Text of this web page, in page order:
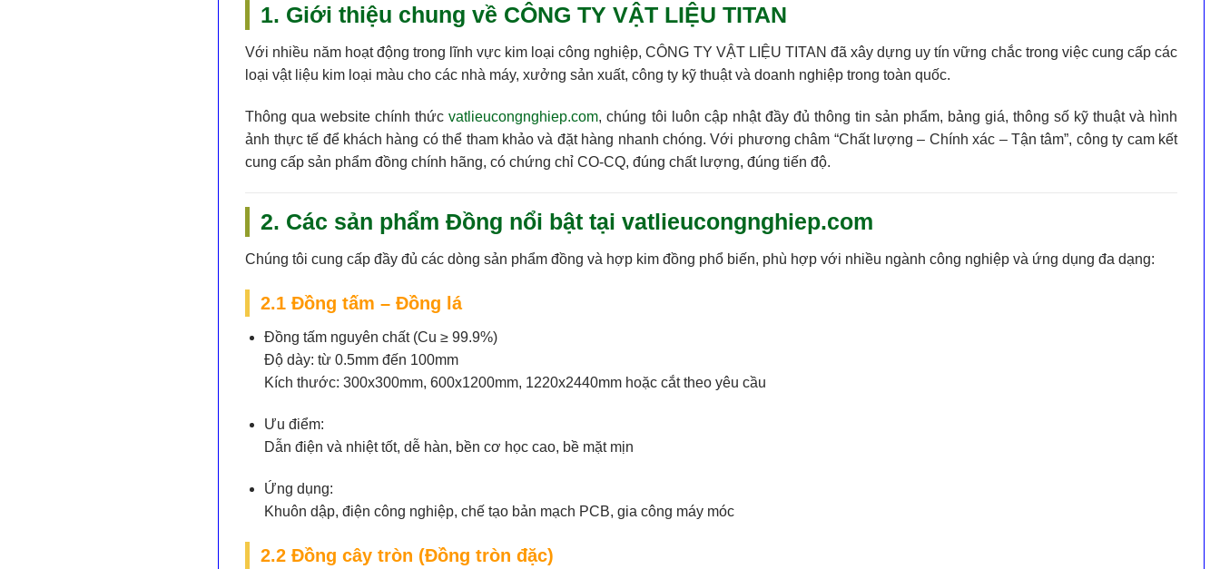
1. Giới thiệu chung về CÔNG TY VẬT LIỆU TITAN
Với nhiều năm hoạt động trong lĩnh vực kim loại công nghiệp,CÔNG TY VẬT LIỆU TITAN đã xây dựng uy tín vững chắc trong việc cung cấp các
loạivật liệu kim loại màu cho các nhà máy, xưởng sản xuất, công ty kỹ thuật và doanh nghiệp trong toàn quốc.
Thông qua website chính thứcvatlieucongnghiep.com, chúng tôi luôn cập nhật đầy đủ thông tin sản phẩm, bảng giá, thông số kỹ thuật và hình
ảnh thực tế để khách hàng có thể tham khảo và đặt hàng nhanh chóng. Với phương châm “Chất lượng – Chính xác – Tận tâm”, công ty cam kết
cung cấpsản phẩm đồng chính hãng, có chứng chỉ CO-CQ, đúng chất lượng, đúng tiến độ.
2. Các sản phẩm Đồng nổi bật tại vatlieucongnghiep.com
Chúng tôi cung cấpđầy đủ các dòng sản phẩm đồng và hợp kim đồng phổ biến, phù hợp với nhiều ngành công nghiệp và ứng dụng đa dạng:
2.1 Đồng tấm – Đồng lá
Đồng tấm nguyên chất (Cu ≥ 99.9%)
Độ dày: từ 0.5mm đến 100mm
Kích thước: 300x300mm, 600x1200mm, 1220x2440mm hoặc cắt theo yêu cầu
Ưu điểm:
Dẫn điện và nhiệt tốt, dễ hàn, bền cơ học cao, bề mặt mịn
Ứng dụng:
Khuôn dập, điện công nghiệp, chế tạo bản mạch PCB, gia công máy móc
2.2 Đồng cây tròn (Đồng tròn đặc)